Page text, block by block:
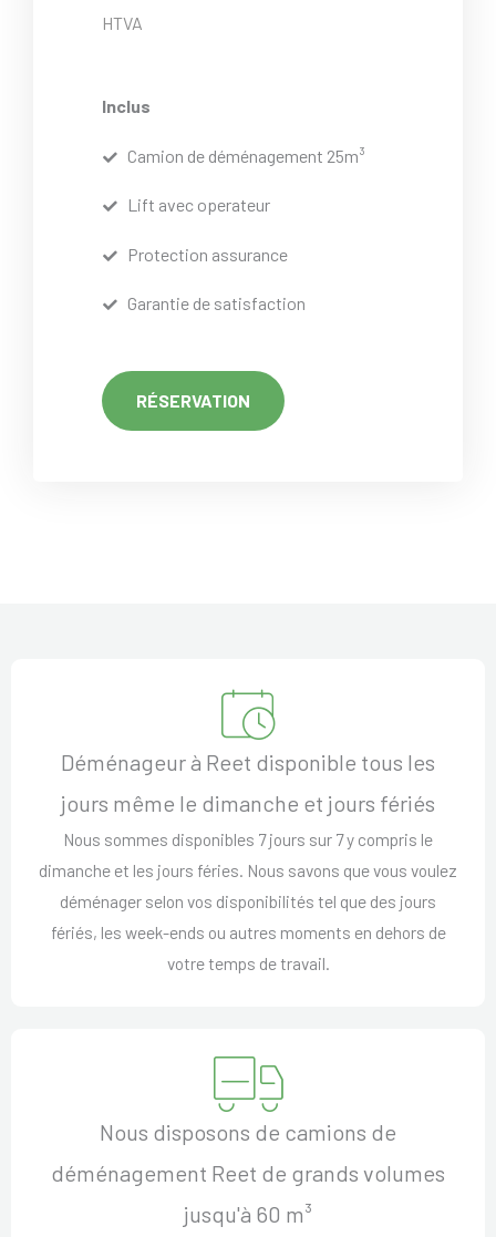
HTVA
Inclus
Camion de déménagement 25m³
Lift avec operateur
Protection assurance
Garantie de satisfaction
RÉSERVATION
Déménageur à Reet disponible tous les
jours même le dimanche et jours fériés
Nous sommes disponibles 7 jours sur 7 y compris le
dimanche et les jours féries. Nous savons que vous voulez
déménager selon vos disponibilités tel que des jours
fériés, les week-ends ou autres moments en dehors de
votre temps de travail.
Nous disposons de camions de
déménagement Reet de grands volumes
jusqu'à 60 m³